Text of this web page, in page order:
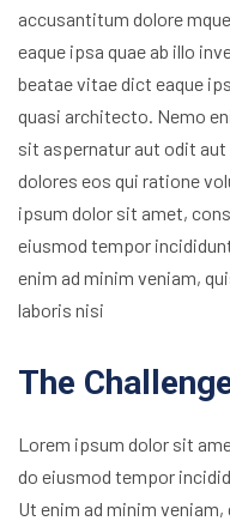
accusantitum dolore
eaque ipsa quae ab illo
beatae vitae dict eaque
quasi architecto. Nemo
sit aspernatur aut odit
dolores eos qui ratione
ipsum dolor sit amet,
eiusmod tempor
enim ad minim veniam,
laboris nisi
The
Lorem ipsum dolor sit
do eiusmod tempor
Ut enim ad minim